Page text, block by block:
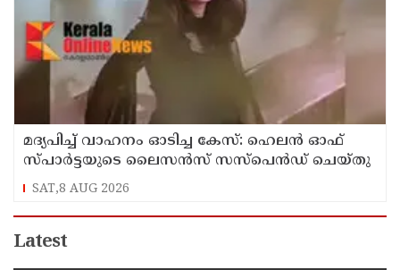
മദ്യപിച്ച് വാഹനം ഓടിച്ച കേസ്: ഹെലൻ ഓഫ്
സ്പാർട്ടയുടെ ലൈസൻസ് സസ്പെൻഡ് ചെയ്തു
SAT,8 AUG 2026
Latest